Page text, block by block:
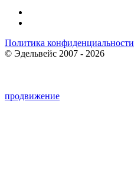
Политика конфиденциальности
© Эдельвейс 2007 - 2026
продвижение